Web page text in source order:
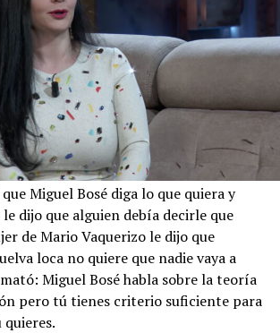
Miguel Bosé diga lo que quiera y
dijo que alguien debía decirle que
de Mario Vaquerizo le dijo que
loca no quiere que nadie vaya a
Miguel Bosé habla sobre la teoría
pero tú tienes criterio suficiente para